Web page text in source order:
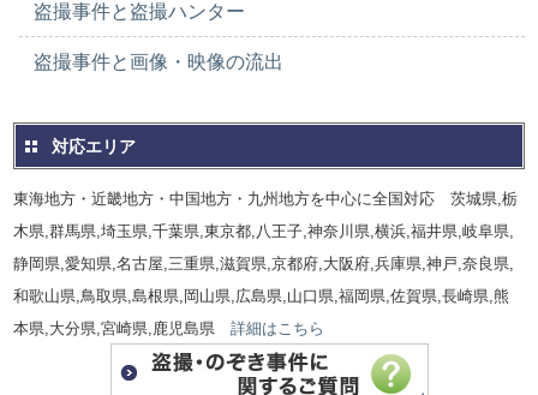
盗撮事件と盗撮ハンター
盗撮事件と画像・映像の流出
対応エリア
東海地方・近畿地方・中国地方・九州地方を中心に全国対応 茨城県,栃
木県,群馬県,埼玉県,千葉県,東京都,八王子,神奈川県,横浜,福井県,岐阜県,
静岡県,愛知県,名古屋,三重県,滋賀県,京都府,大阪府,兵庫県,神戸,奈良県,
和歌山県,鳥取県,島根県,岡山県,広島県,山口県,福岡県,佐賀県,長崎県,熊
本県,大分県,宮崎県,鹿児島県詳細はこちら